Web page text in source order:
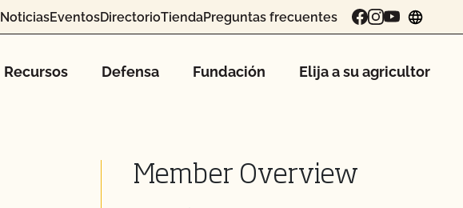
NoticiasEventosDirectorioTiendaPreguntas frecuentes
Recursos Defensa Fundación Elija a su agricultor
Member Overview